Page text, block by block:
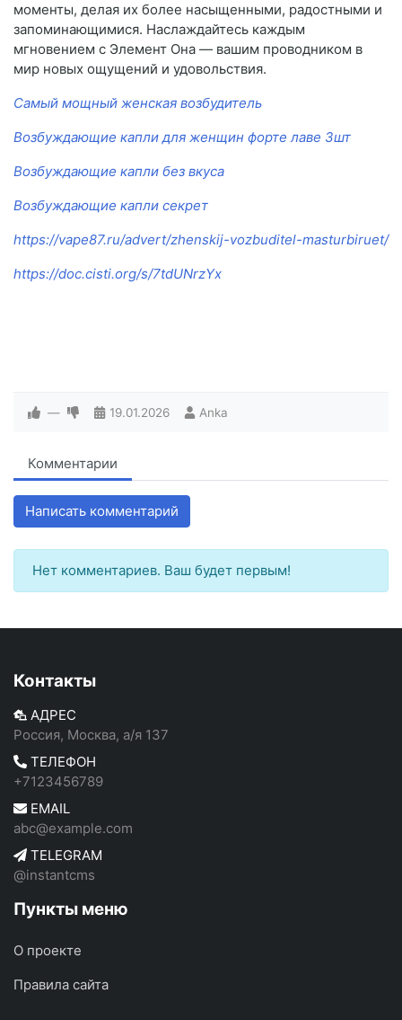
моменты, делая их более насыщенными, радостными и
запоминающимися. Наслаждайтесь каждым
мгновением с Элемент Она — вашим проводником в
мир новых ощущений и удовольствия.
Самый мощный женская возбудитель
Возбуждающие капли для женщин форте лаве 3шт
Возбуждающие капли без вкуса
Возбуждающие капли секрет
https://vape87.ru/advert/zhenskij-vozbuditel-masturbiruet/
https://doc.cisti.org/s/7tdUNrzYx
— 19.01.2026 Anka
Комментарии
Написать комментарий
Нет комментариев. Ваш будет первым!
Контакты
АДРЕС
Россия, Москва, а/я 137
ТЕЛЕФОН
+7123456789
EMAIL
abc@example.com
TELEGRAM
@instantcms
Пункты меню
О проекте
Правила сайта